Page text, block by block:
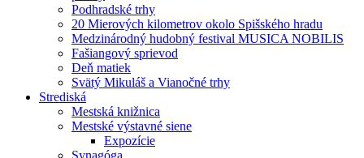
Podhradské trhy
20 Mierových kilometrov okolo Spišského hradu
Medzinárodný hudobný festival MUSICA NOBILIS
Fašiangový sprievod
Deň matiek
Svätý Mikuláš a Vianočné trhy
Strediská
Mestská knižnica
Mestské výstavné siene
Expozície
Synagóga